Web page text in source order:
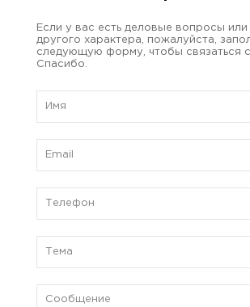
Если у вас есть деловые вопросы
другого характера, пожалуйста,
следующую форму, чтобы связаться с
Спасибо.